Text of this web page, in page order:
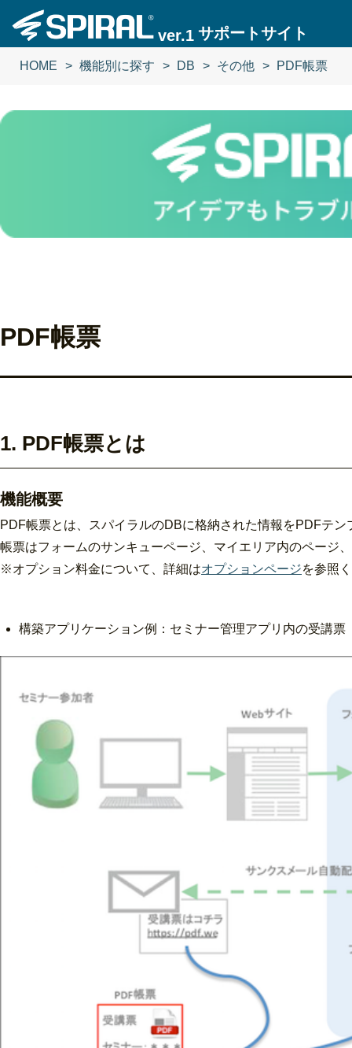
ver.1 サポートサイト
HOME 機能別に探す DB その他 PDF帳票
PDF帳票
1. PDF帳票とは
機能概要
PDF帳票とは、スパイラルのDBに格納された情報をPDFテ
帳票はフォームのサンキューページ、マイエリア内のページ
※オプション料金について、詳細はオプションページを参照
構築アプリケーション例：セミナー管理アプリ内の受講票